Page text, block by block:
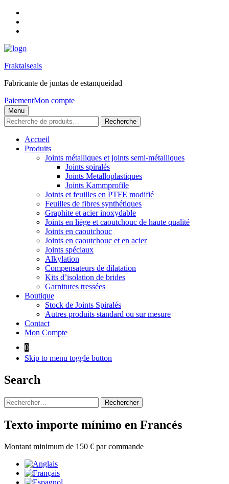
content
footer
Fraktalseals
Fabricante de juntas de estanqueidad
PaiementMon compte
Menu
Recherche
pour :
Recherche
Accueil
Produits
Joints métalliques et joints semi-métalliques
Joints spiralés
Joints Metalloplastiques
Joints Kammprofile
Joints et feuilles en PTFE modifié
Feuilles de fibres synthétiques
Graphite et acier inoxydable
Joints en liège et caoutchouc de haute qualité
Joints en caoutchouc
Joints en caoutchouc et en acier
Joints spéciaux
Alkylation
Compensateurs de dilatation
Kits d’isolation de brides
Garnitures tressées
Boutique
Stock de Joints Spiralés
Autres produits standard ou sur mesure
Contact
Mon Compte
0
Skip to menu toggle button
Search
Rechercher :
Texto importe mínimo en Francés
Montant minimum de 150 € par commande